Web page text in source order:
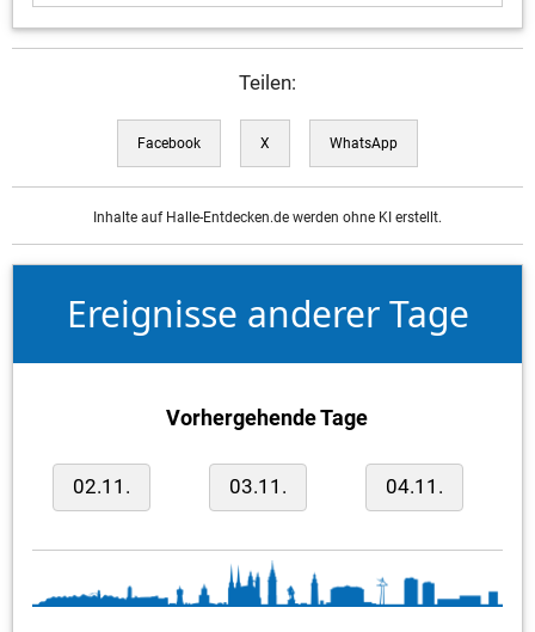
Teilen:
Facebook X WhatsApp
Inhalte auf Halle-Entdecken.de werden ohne KI erstellt.
Ereignisse anderer Tage
Vorhergehende Tage
02.11. 03.11. 04.11.